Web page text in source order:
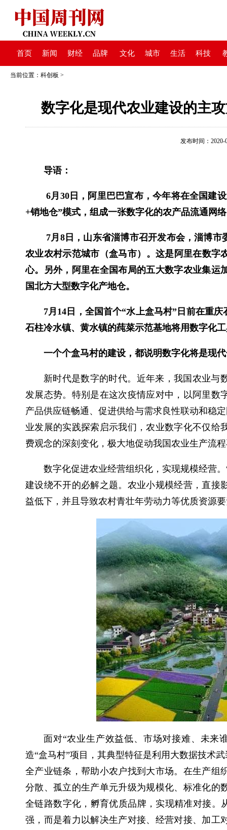
首页 新闻 财经 品牌 文化 城市 生活 科技
当前位置： 科创板 >
数字化是现代农业建设的主
发布时间：2020-
导语：
6月30日，阿里巴巴宣布，今年将在全国建
+销地仓”模式，组成一张数字化的农产品流通网
7月8日，山东省淄博市召开发布会，淄博
农业农村示范城市（盒马市）。这是阿里在数
心。另外，阿里在全国布局的五大数字农业集运
国北方大型数字化产地仓。
7月14日，全国首个“水上盒马村”日前在重
石柱冷水镇、黄水镇的莼菜示范基地将用数字化
一个个盒马村的建设，都说明数字化将是现
新时代是数字的时代。近年来，我国农业与
发展态势。特别是在这次疫情应对中，以阿里数
产品供应链畅通、促进供给与需求良性联动和稳
业发展的实践探索启示我们，农业数字化不仅
费观念的深刻变化，极大地促动我国农业生产流
数字化促进农业经营组织化，实现规模经营
建设绕不开的必解之题。农业小规模经营，直接
益低下，并且导致农村青壮年劳动力等优质资源
面对“农业生产效益低、市场对接难、未来
造“盒马村”项目，其典型特征是利用大数据技术
全产业链条，帮助小农户找到大市场。在生产组
分散、孤立的生产单元升级为规模化、标准化的
全链路数字化，孵育优质品牌，实现精准对接。
强，而是着力以解决生产对接、经营对接、加工